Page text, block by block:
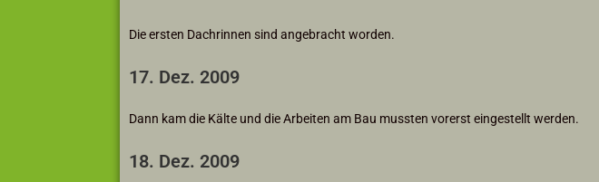
Die ersten Dachrinnen sind angebracht worden.
17. Dez. 2009
Dann kam die Kälte und die Arbeiten am Bau mussten vorerst eingestellt werden.
18. Dez. 2009